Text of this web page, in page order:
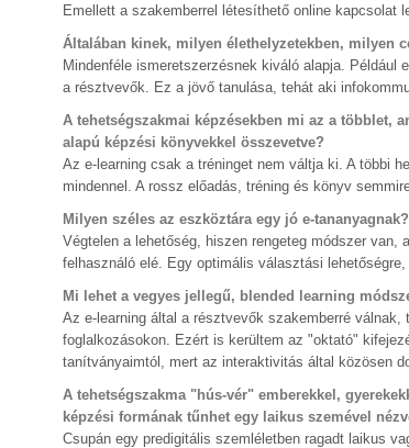
Emellett a szakemberrel létesíthető online kapcsolat
Általában kinek, milyen élethelyzetekben, milyen
Mindenféle ismeretszerzésnek kiváló alapja. Például
a résztvevők. Ez a jövő tanulása, tehát aki
A tehetségszakmai képzésekben mi az a többlet,
alapú képzési könyvekkel összevetve?
Az e-learning csak a tréninget nem váltja ki. A többi
mindennel. A rossz előadás, tréning és könyv
Milyen széles az eszköztára egy jó e-tananyagnak?
Végtelen a lehetőség, hiszen rengeteg módszer
felhasználó elé. Egy optimális választási
Mi lehet a vegyes jellegű, blended learning
Az e-learning által a résztvevők szakemberré
foglalkozásokon. Ezért is kerültem az "oktató"
tanítványaimtól, mert az interaktivitás által közösen
A tehetségszakma "hús-vér" emberekkel,
képzési formának tűnhet egy laikus szemével
Csupán egy predigitális szemléletben ragadt laikus